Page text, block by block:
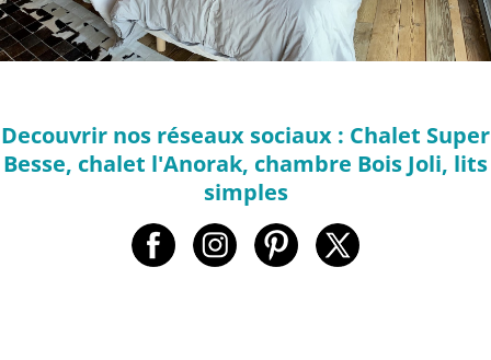
Decouvrir nos réseaux sociaux : Chalet Super
Besse, chalet l'Anorak, chambre Bois Joli, lits
simples